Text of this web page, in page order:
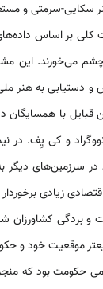
سکایی-سرمتی و
کلی بر اساس
می‌خورند. این
و دستیابی به هنر
با همسایگان
قرن 9 کی‌یِف غلبه یافته و
شد. در قرن 10 با فتوحات
زیادی
و بردگی
موقعیت خود و
حکومت بود که